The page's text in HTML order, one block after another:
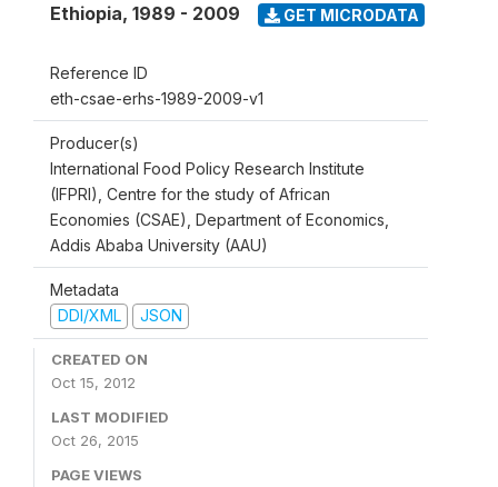
Ethiopia, 1989 - 2009 GET MICRODATA
Reference ID
eth-csae-erhs-1989-2009-v1
Producer(s)
International Food Policy Research Institute
(IFPRI), Centre for the study of African
Economies (CSAE), Department of Economics,
Addis Ababa University (AAU)
Metadata
DDI/XML
JSON
CREATED ON
Oct 15, 2012
LAST MODIFIED
Oct 26, 2015
PAGE VIEWS